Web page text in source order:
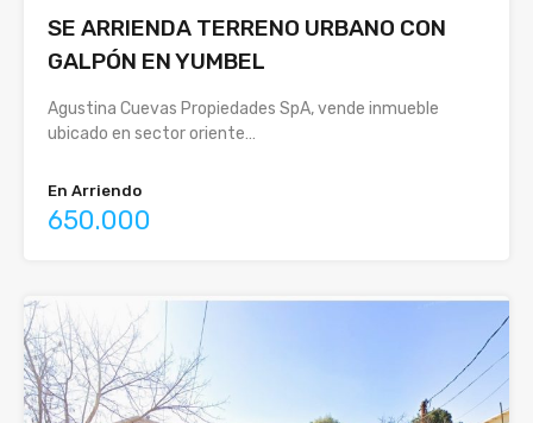
SE ARRIENDA TERRENO URBANO CON
GALPÓN EN YUMBEL
Agustina Cuevas Propiedades SpA, vende inmueble
ubicado en sector oriente…
En Arriendo
650.000